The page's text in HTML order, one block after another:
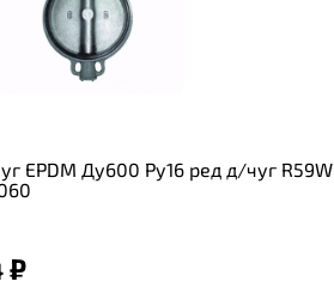
EPDM Ду600 Ру16 ред д/чуг R59W
₽